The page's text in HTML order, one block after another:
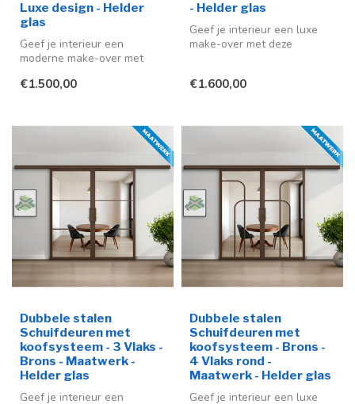
Luxe design - Helder
glas
Geef je interieur een
moderne make-over met
schuifdeur me...
€1.500,00
- Helder glas
Geef je interieur een luxe
make-over met deze
€1.600,00
Dubbele stalen
Schuifdeuren met
koofsysteem - 3 Vlaks -
Brons - Maatwerk -
Helder glas
Geef je interieur een
Dubbele stalen
Schuifdeuren met
koofsysteem - Brons -
4 Vlaks rond -
Maatwerk - Helder glas
Geef je interieur een luxe